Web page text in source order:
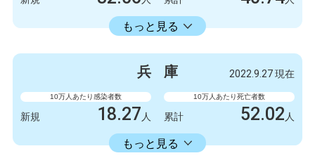
もっと見る
18413.86人
840人 新規
475063 1051
兵 庫 2022.9.27 現在
10万人あたり感染者数
新規 18.27 人
10万人あたり死亡者数
累計 52.02 人
もっと見る
18353.34人